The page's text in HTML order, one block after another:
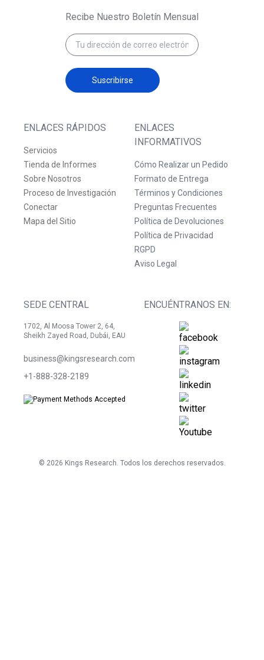
ENLACES RÁPIDOS
Servicios
Tienda de Informes
Sobre Nosotros
Proceso de Investigación
Conectar
Mapa del Sitio
ENLACES
INFORMATIVOS
Cómo Realizar un Pedido
Formato de Entrega
Términos y Condiciones
Preguntas Frecuentes
Política de Devoluciones
Política de Privacidad
RGPD
Aviso Legal
SEDE CENTRAL
1702, Al Moosa Tower 2, 64,
Sheikh Zayed Road, Dubái, EAU
business@kingsresearch.com
+1-888-328-2189
ENCUÉNTRANOS EN:
Recibe Nuestro Boletín Mensual
Suscribirse
© 2026 Kings Research. Todos los derechos reservados.